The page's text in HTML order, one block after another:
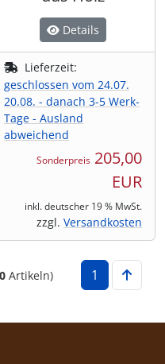
Details
Lieferzeit:
geschlossen vom 24.07.
20.08. - danach 3-5 Werk-
Tage - Ausland
abweichend
Sonderpreis 205,00
EUR
inkl. deutscher 19 % MwSt.
zzgl. Versandkosten
Artikeln) 1